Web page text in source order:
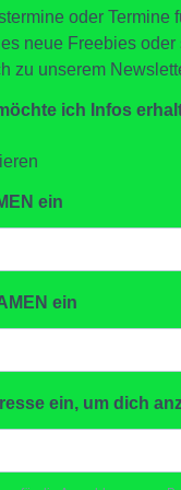
oder Termine
neue Freebies
zu unserem
ich Infos
ein
ein
ein, um dich